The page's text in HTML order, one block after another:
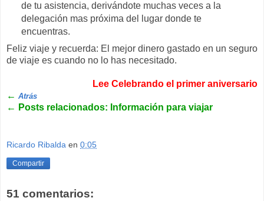
de tu asistencia, derivándote muchas veces a la
delegación mas próxima del lugar donde te
encuentras.
Feliz viaje y recuerda: El mejor dinero gastado en un seguro
de viaje es cuando no lo has necesitado.
Lee Celebrando el primer aniversario
← Atrás
← Posts relacionados: Información para viajar
Ricardo Ribalda en 0:05
Compartir
51 comentarios: